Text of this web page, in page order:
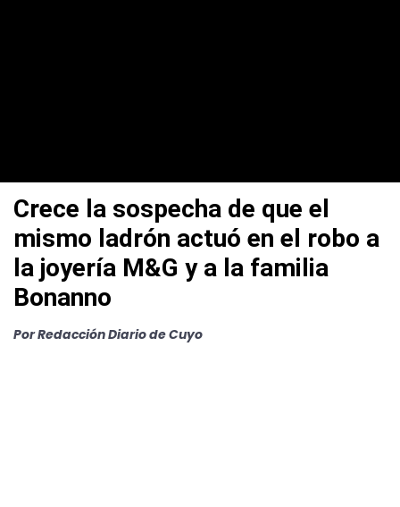
Crece la sospecha de que el
mismo ladrón actuó en el robo a
la joyería M&G y a la familia
Bonanno
Por Redacción Diario de Cuyo